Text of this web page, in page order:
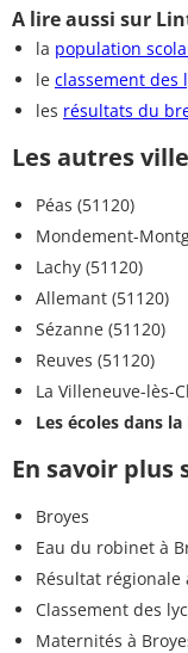
A lire aussi sur
la population
le classement des
les résultats du
Les autres
Péas (51120)
Mondement-
Lachy (51120)
Allemant (51120)
Sézanne (51120)
Reuves (51120)
La Villeneuve-lès-
Les écoles dans
En savoir plus
Broyes
Eau du robinet à
Résultat régionale
Classement des
Maternités à